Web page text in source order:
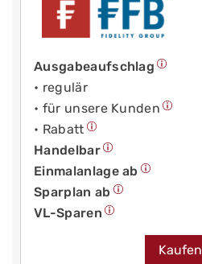
Ausgabeaufschlag
• regulär
• für unsere Kunden
• Rabatt
Handelbar
Einmalanlage ab
Sparplan ab
VL-Sparen
Kaufen